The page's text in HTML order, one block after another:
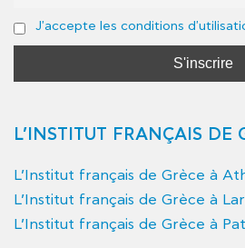
J'accepte les conditions
L’INSTITUT FRANÇAIS DE
L’Institut français de Grèce à
L’Institut français de Grèce à
L’Institut français de Grèce à